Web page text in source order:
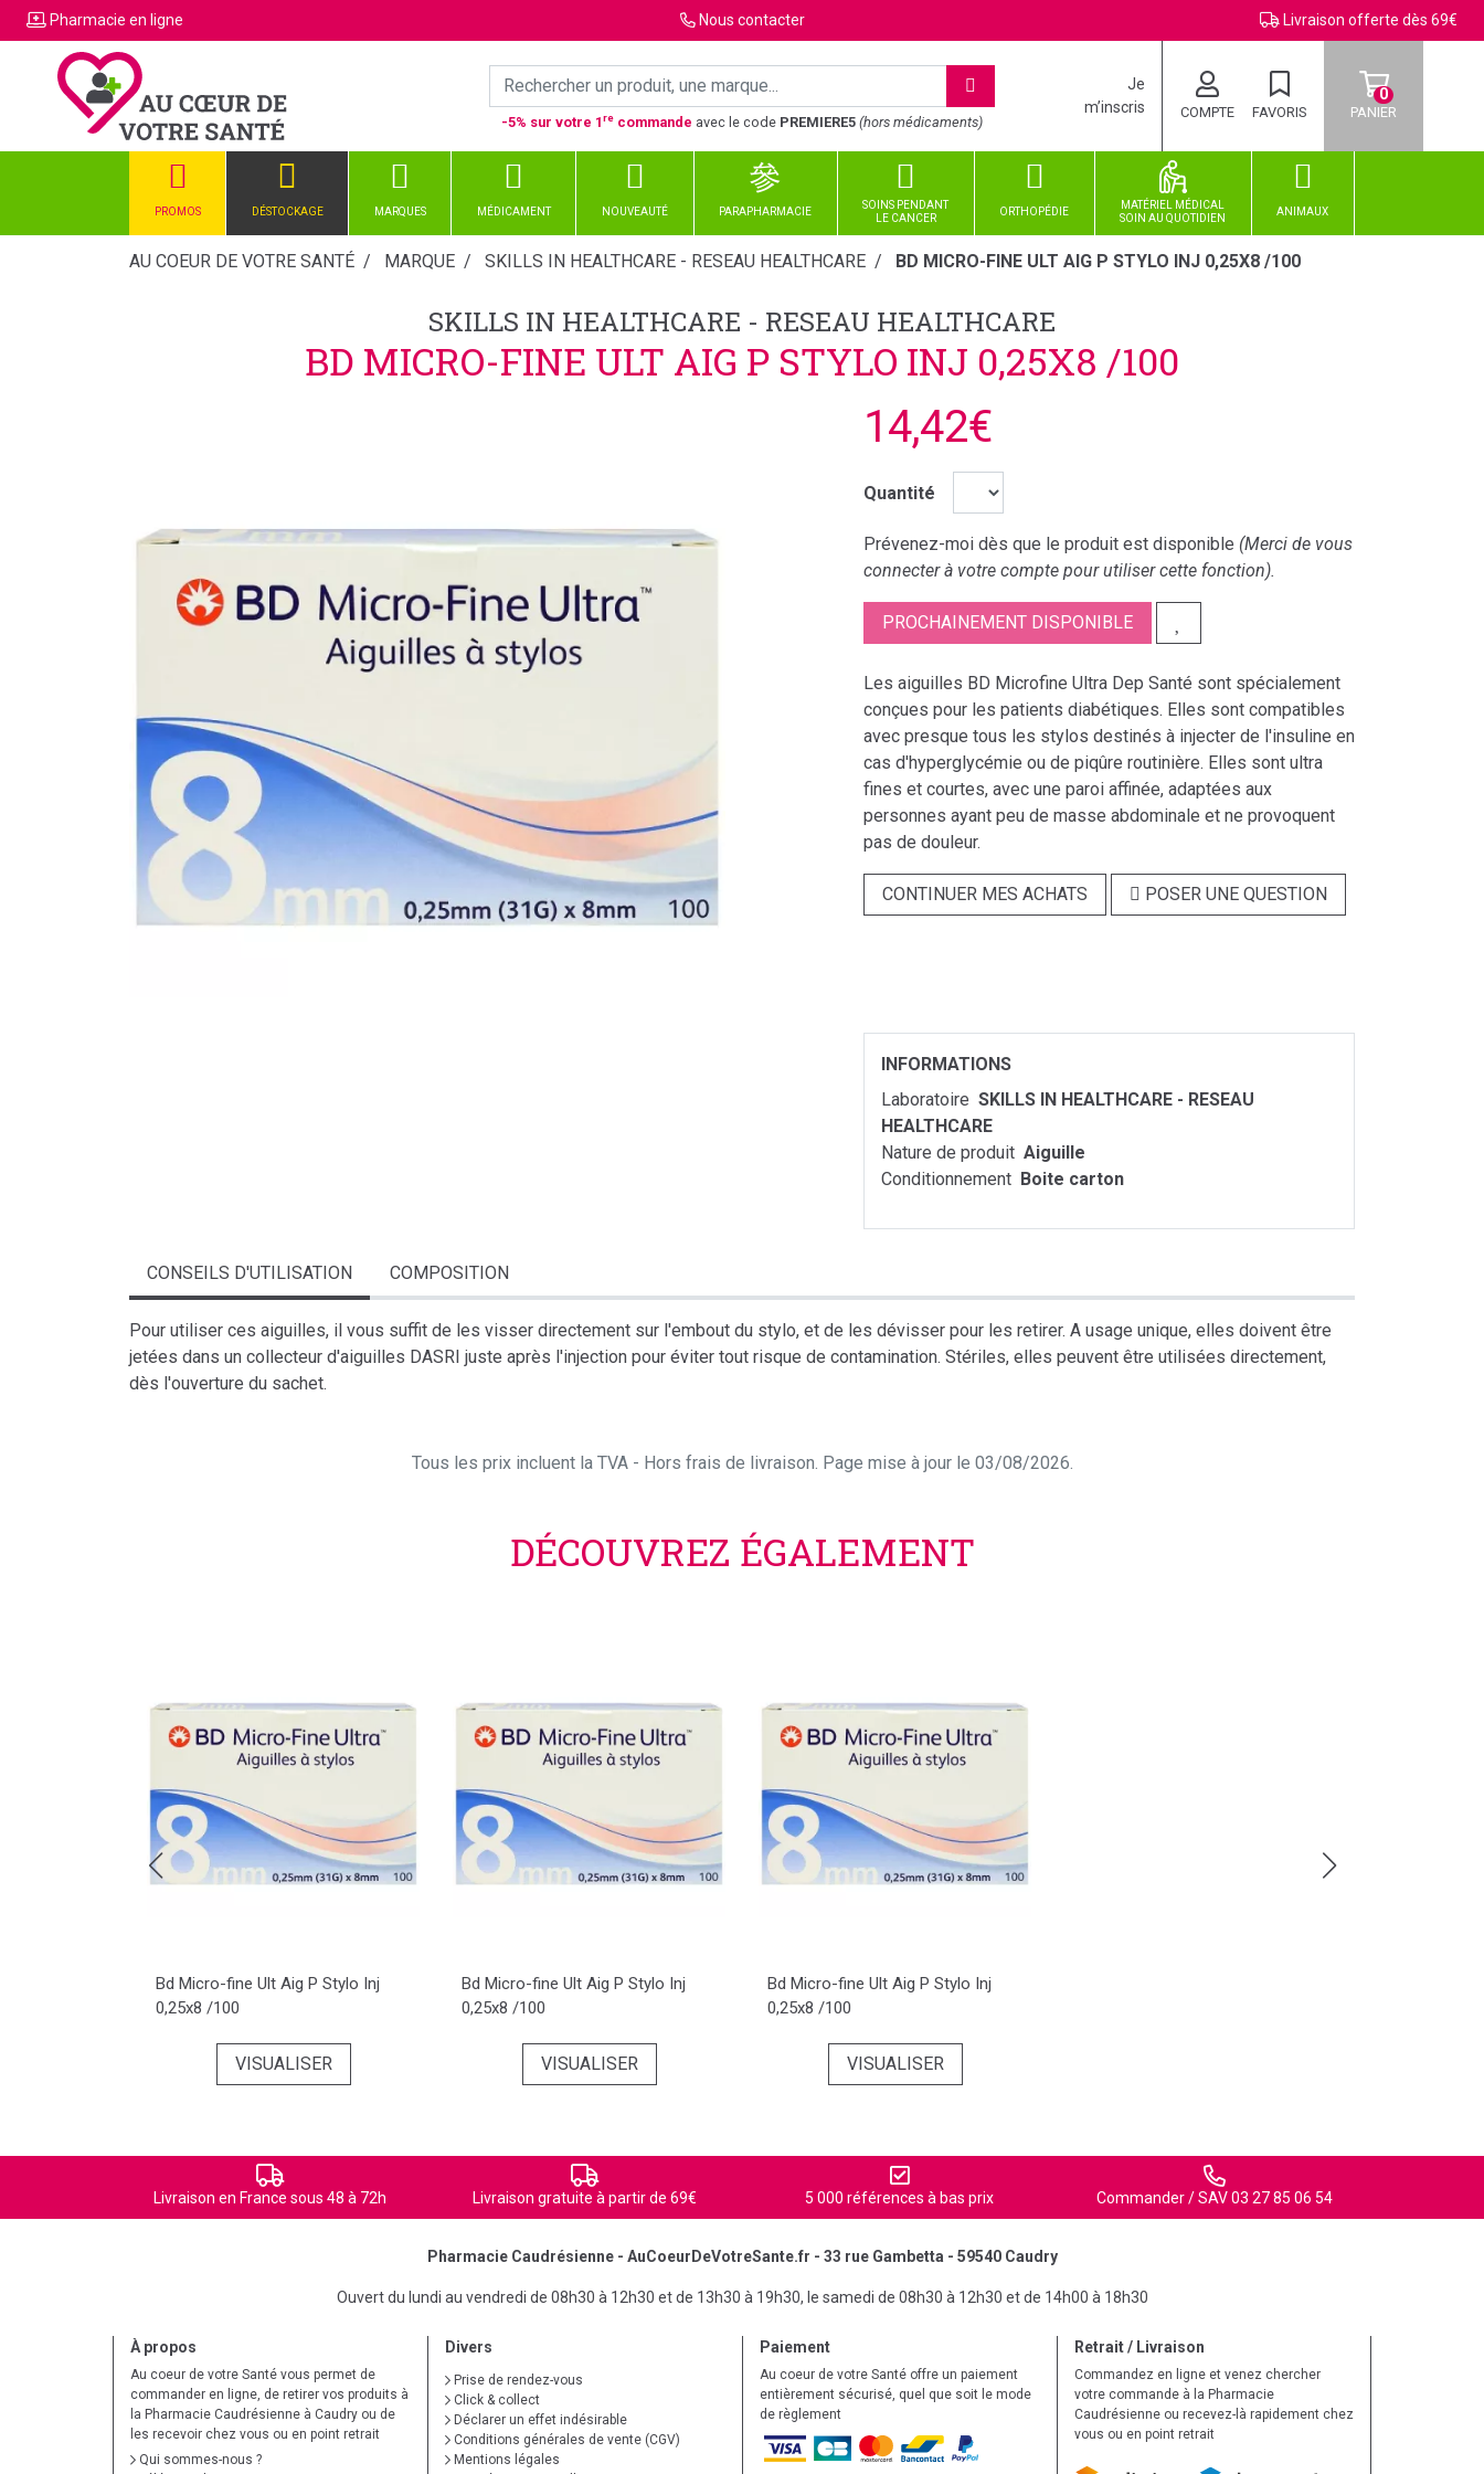
Pharmacie en ligne Nous contacter Livraison offerte dès 69€
-5% sur votre 1re commande avec le code PREMIERE5 (hors médicaments)
Je
m’inscris
COMPTE FAVORIS PANIER
0
PROMOS DÉSTOCKAGE MARQUES MÉDICAMENT NOUVEAUTÉ PARAPHARMACIE
SOINS PENDANT
LE CANCER
ORTHOPÉDIE
MATÉRIEL MÉDICAL
SOINAUQUOTIDIEN
ANIMAUX
AU COEUR DE VOTRE SANTÉ MARQUE SKILLS IN HEALTHCARE - RESEAU HEALTHCARE BD MICRO-FINE ULT AIG P STYLO INJ 0,25X8 /100
SKILLS IN HEALTHCARE - RESEAU HEALTHCARE
BD MICRO-FINE ULT AIG P STYLO INJ 0,25X8 /100
14,42€
Quantité
Prévenez-moi dès que le produit est disponible (Merci de vous
connecter à votre compte pour utiliser cette fonction).
PROCHAINEMENT DISPONIBLE
Les aiguilles BD Microfine Ultra Dep Santé sont spécialement
conçues pour les patients diabétiques. Elles sont compatibles
avec presque tous les stylos destinés à injecter de l'insuline en
cas d'hyperglycémie ou de piqûre routinière. Elles sont ultra
fines et courtes, avec une paroi affinée, adaptées aux
personnes ayant peu de masse abdominale et ne provoquent
pas de douleur.
CONTINUER MES ACHATS POSER UNE QUESTION
INFORMATIONS
Laboratoire SKILLS IN HEALTHCARE - RESEAU
HEALTHCARE
Nature de produit Aiguille
Conditionnement Boite carton
CONSEILS D'UTILISATION COMPOSITION
Pour utiliser ces aiguilles, il vous suffit de les visser directement sur l'embout du stylo, et de les dévisser pour les retirer. A usage unique, elles doivent être
jetées dans un collecteur d'aiguilles DASRI juste après l'injection pour éviter tout risque de contamination. Stériles, elles peuvent être utilisées directement,
dès l'ouverture du sachet.
Tous les prix incluent la TVA - Hors frais de livraison. Page mise à jour le 03/08/2026.
DÉCOUVREZ ÉGALEMENT
Bd Micro-fine Ult Aig P Stylo Inj
0,25x8 /100
VISUALISER
Bd Micro-fine Ult Aig P Stylo Inj
0,25x8 /100
VISUALISER
Bd Micro-fine Ult Aig P Stylo Inj
0,25x8 /100
VISUALISER
Livraison en France sous 48 à 72h Livraison gratuite à partir de 69€ 5 000 références à bas prix Commander / SAV 03 27 85 06 54
Pharmacie Caudrésienne - AuCoeurDeVotreSante.fr - 33 rue Gambetta - 59540 Caudry
Ouvert du lundi au vendredi de 08h30 à 12h30 et de 13h30 à 19h30, le samedi de 08h30 à 12h30 et de 14h00 à 18h30
À propos
Au coeur de votre Santé vous permet de
commander en ligne, de retirer vos produits à
la Pharmacie Caudrésienne à Caudry ou de
les recevoir chez vous ou en point retrait
Qui sommes-nous ?
Divers
Prise de rendez-vous
Click & collect
Déclarer un effet indésirable
Conditions générales de vente (CGV)
Mentions légales
Paiement
Au coeur de votre Santé offre un paiement
entièrement sécurisé, quel que soit le mode
de règlement
Retrait / Livraison
Commandez en ligne et venez chercher
votre commande à la Pharmacie
Caudrésienne ou recevez-là rapidement chez
vous ou en point retrait